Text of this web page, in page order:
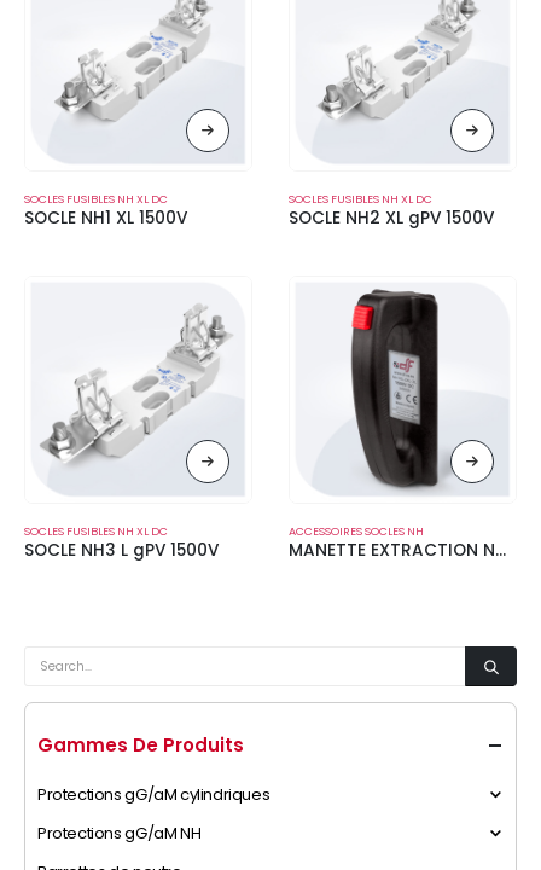
SOCLES FUSIBLES NH XL DC
SOCLE NH1 XL 1500V
SOCLES FUSIBLES NH XL DC
SOCLE NH2 XL gPV 1500V
SOCLES FUSIBLES NH XL DC
SOCLE NH3 L gPV 1500V
ACCESSOIRES SOCLES NH
MANETTE EXTRACTION NH 1500V
Gammes De Produits
Protections gG/aM cylindriques
Protections gG/aM NH